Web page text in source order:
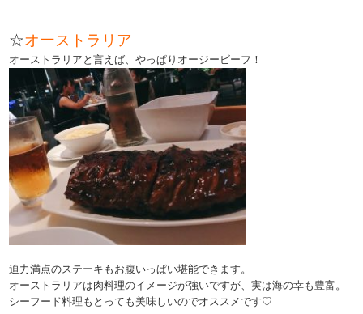
☆オーストラリア
オーストラリアと言えば、やっぱりオージービーフ！
迫力満点のステーキもお腹いっぱい堪能できます。
オーストラリアは肉料理のイメージが強いですが、実は海の幸も豊富。
シーフード料理もとっても美味しいのでオススメです♡